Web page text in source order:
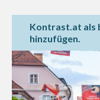
Kontrast.at als
hinzufügen.